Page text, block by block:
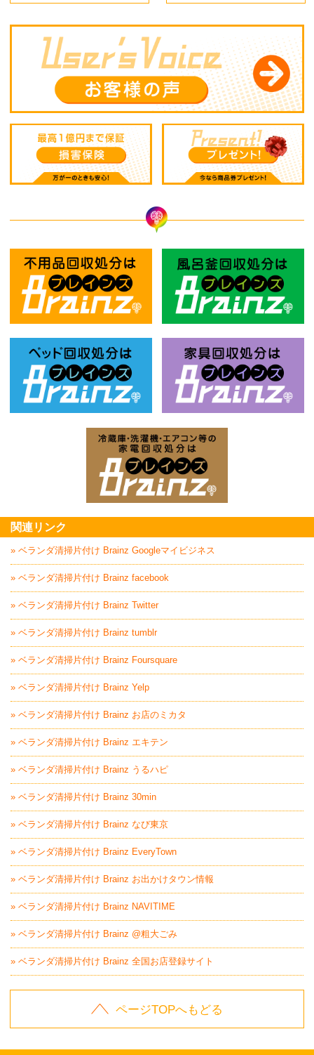
関連リンク
» ベランダ清掃片付け Brainz Googleマイビジネス
» ベランダ清掃片付け Brainz facebook
» ベランダ清掃片付け Brainz Twitter
» ベランダ清掃片付け Brainz tumblr
» ベランダ清掃片付け Brainz Foursquare
» ベランダ清掃片付け Brainz Yelp
» ベランダ清掃片付け Brainz お店のミカタ
» ベランダ清掃片付け Brainz エキテン
» ベランダ清掃片付け Brainz うるハピ
» ベランダ清掃片付け Brainz 30min
» ベランダ清掃片付け Brainz なび東京
» ベランダ清掃片付け Brainz EveryTown
» ベランダ清掃片付け Brainz お出かけタウン情報
» ベランダ清掃片付け Brainz NAVITIME
» ベランダ清掃片付け Brainz @粗大ごみ
» ベランダ清掃片付け Brainz 全国お店登録サイト
ページTOPへもどる